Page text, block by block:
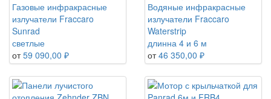
Газовые инфракрасные
излучатели Fraccaro
Sunrad
светлые
от 59 090,00 ₽
Водяные инфракрасные
излучатели Fraccaro
Waterstrip
длинна 4 и 6 м
от 46 350,00 ₽